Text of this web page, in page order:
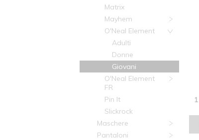
Matrix
Mayhem
O'Neal Element
Adulti
Donne
Giovani
O'Neal Element
FR
Pin It
Slickrock
Maschere
Pantaloni
1